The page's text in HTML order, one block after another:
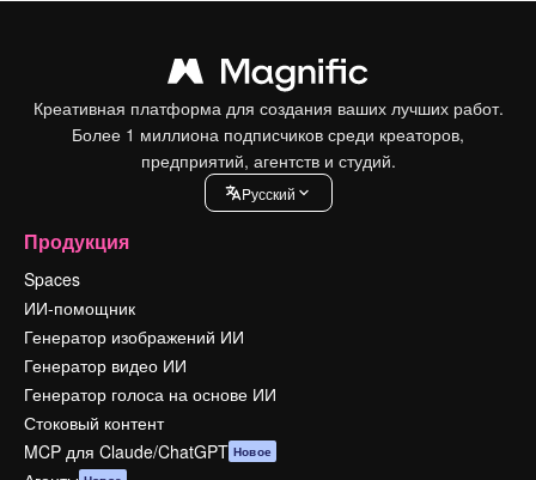
Креативная платформа для создания ваших лучших работ.
Более 1 миллиона подписчиков среди креаторов,
предприятий, агентств и студий.
Pусский
Продукция
Spaces
ИИ-помощник
Генератор изображений ИИ
Генератор видео ИИ
Генератор голоса на основе ИИ
Стоковый контент
MCP для Claude/ChatGPT Новое